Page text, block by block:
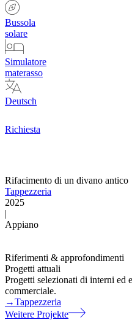
Bussola
solare
Simulatore
materasso
Deutsch
Richiesta
Rifacimento di un divano antico
Tappezzeria
2025
|
Appiano
Riferimenti & approfondimenti
Progetti attuali
Progetti selezionati di interni ed
commerciale.
→Tappezzeria
Weitere Projekte